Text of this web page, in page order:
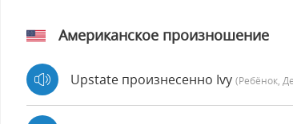
Американское произношение
Upstate произнесенно Ivy (Ребёнок,